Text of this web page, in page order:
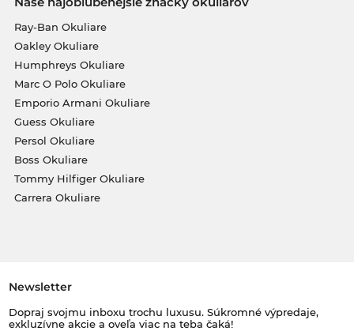
Ray-Ban Okuliare
Oakley Okuliare
Humphreys Okuliare
Marc O Polo Okuliare
Emporio Armani Okuliare
Guess Okuliare
Persol Okuliare
Boss Okuliare
Tommy Hilfiger Okuliare
Carrera Okuliare
Newsletter
Dopraj svojmu inboxu trochu luxusu. Súkromné výpredaje,
exkluzívne akcie a oveľa viac na teba čaká!